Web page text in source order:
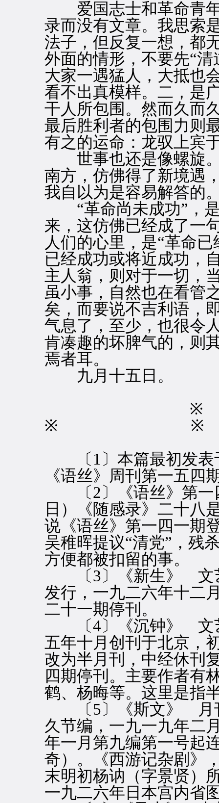
爱国志士和革命青年
录而没有文章。我思索
法子，但反复一想，都
外面的情形，不要先“清
大家一遇猛人，大抵也
看不出真模样。二，是
干人所包围。然而久而
最后胜利者的包围力则
有之的运命：龙驭上宾
世事也还是像螺旋。
南方，仿佛得了新境遇
我自以为是容易解答的
“革命尚未成功”，是
来，这仿佛已经成了一
人们的心里，是“革命
已经成功或将近成功，
主人翁，则对于一切，
虽小事，自然也在看管
矣，而要说不吉利语，
气息了，至少，也很令
肯凑趣的坏脾气的，则
焉者耳。
九月十五日。
※ ※
〔1〕本篇最初发表
《语丝》周刊第一五四
〔2〕《语丝》第一
日）《随感录》二十八
说《语丝》第一四一期
吴稚晖提议“清党”，残
方便都被扣留的事。
〔3〕《新生》 文艺
发行，一九二六年十二
二十一期停刊。
〔4〕《沉钟》 文艺
五年十月创刊于北京，
改为半月刊，中经休刊
四期停刊。主要作者有
鹤、杨晦等。这里是指
〔5〕《斯文》 月刊
久节编，一九一九年二
年一月第九编第一号起
奇）。《西游记杂剧》
末明初杨讷（字景贤）
一九二六年日本宫内省